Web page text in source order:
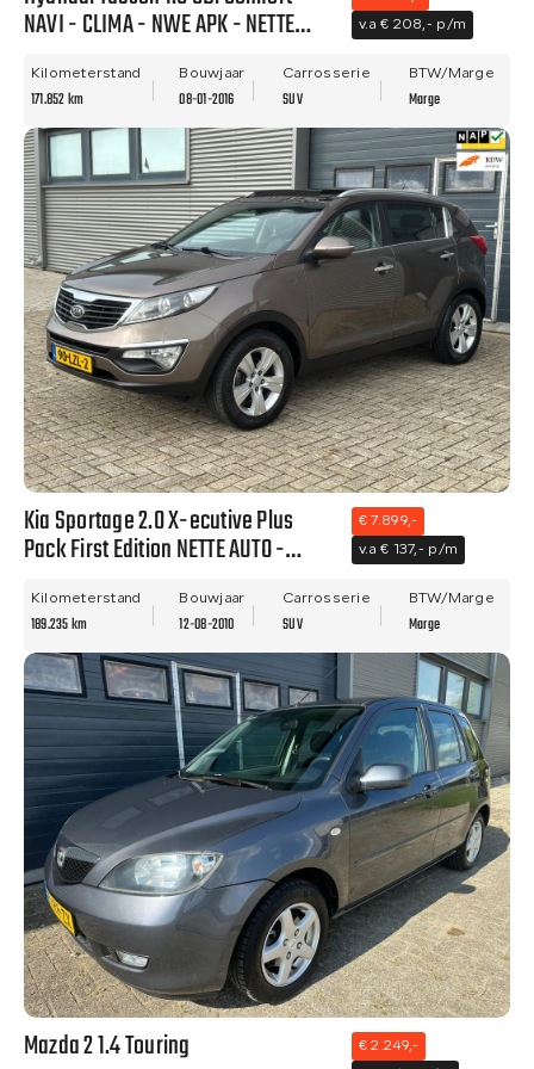
NAVI - CLIMA - NWE APK - NETTE
v.a € 208,- p/m
Kilometerstand
171.852 km
Bouwjaar
08-01-2016
Carrosserie
SUV
BTW/Marge
Marge
Kia Sportage 2.0 X-ecutive Plus
Pack First Edition NETTE AUTO -
€ 7.899,-
v.a € 137,- p/m
Kilometerstand
189.235 km
Bouwjaar
12-08-2010
Carrosserie
SUV
BTW/Marge
Marge
Mazda 2 1.4 Touring
€ 2.249,-